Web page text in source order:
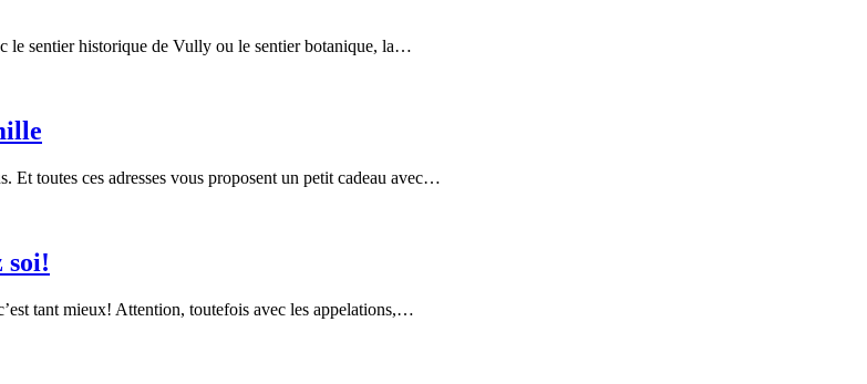
le sentier historique de Vully ou le sentier botanique, la…
Et toutes ces adresses vous proposent un petit cadeau avec…
soi!
tant mieux! Attention, toutefois avec les appelations,…